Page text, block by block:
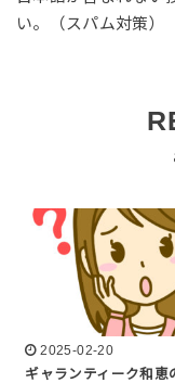
い。（スパム対策）
2025-02-20
ギャランティーク和恵